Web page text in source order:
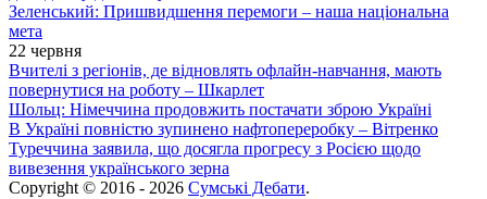
Зеленський: Пришвидшення перемоги – наша національна
мета
22 червня
Вчителі з регіонів, де відновлять офлайн-навчання, мають
повернутися на роботу – Шкарлет
Шольц: Німеччина продовжить постачати зброю Україні
В Україні повністю зупинено нафтопереробку – Вітренко
Туреччина заявила, що досягла прогресу з Росією щодо
вивезення українського зерна
Copyright © 2016 - 2026 Сумські Дебати.